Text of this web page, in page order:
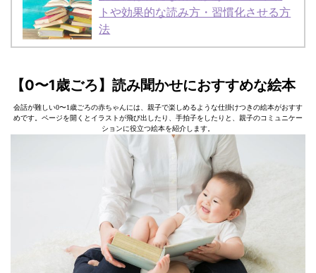
トや効果的な読み方・習慣化させる方
法
【0〜1歳ごろ】読み聞かせにおすすめな絵本
会話が難しい0〜1歳ごろの赤ちゃんには、親子で楽しめるような仕掛けつきの絵本がおすす
めです。ページを開くとイラストが飛び出したり、手拍子をしたりと、親子のコミュニケー
ションに役立つ絵本を紹介します。